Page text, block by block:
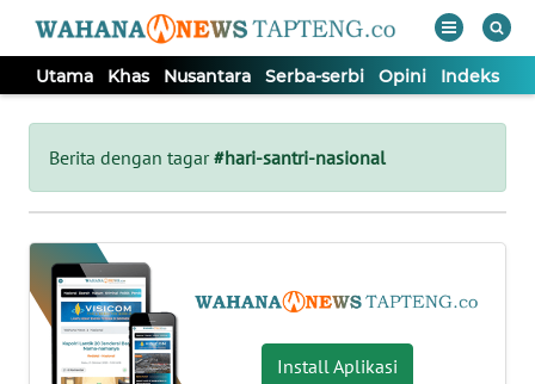
Utama Khas Nusantara Serba-serbi Opini Indeks
Berita dengan tagar#hari-santri-nasional
Install Aplikasi
Tutup
UTAMA
KHAS
NUSANTARA